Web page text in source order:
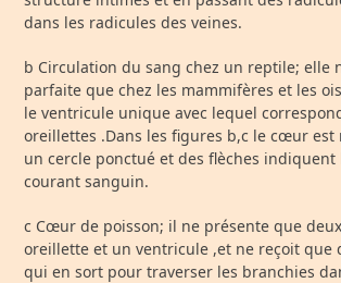
dans les radicules des veines.
b Circulation du sang chez un reptile; elle
parfaite que chez les mammifères et les
le ventricule unique avec lequel
oreillettes .Dans les figures b,c le cœur est
un cercle ponctué et des flèches
courant sanguin.
c Cœur de poisson; il ne présente que
oreillette et un ventricule ,et ne reçoit que
qui en sort pour traverser les branchies